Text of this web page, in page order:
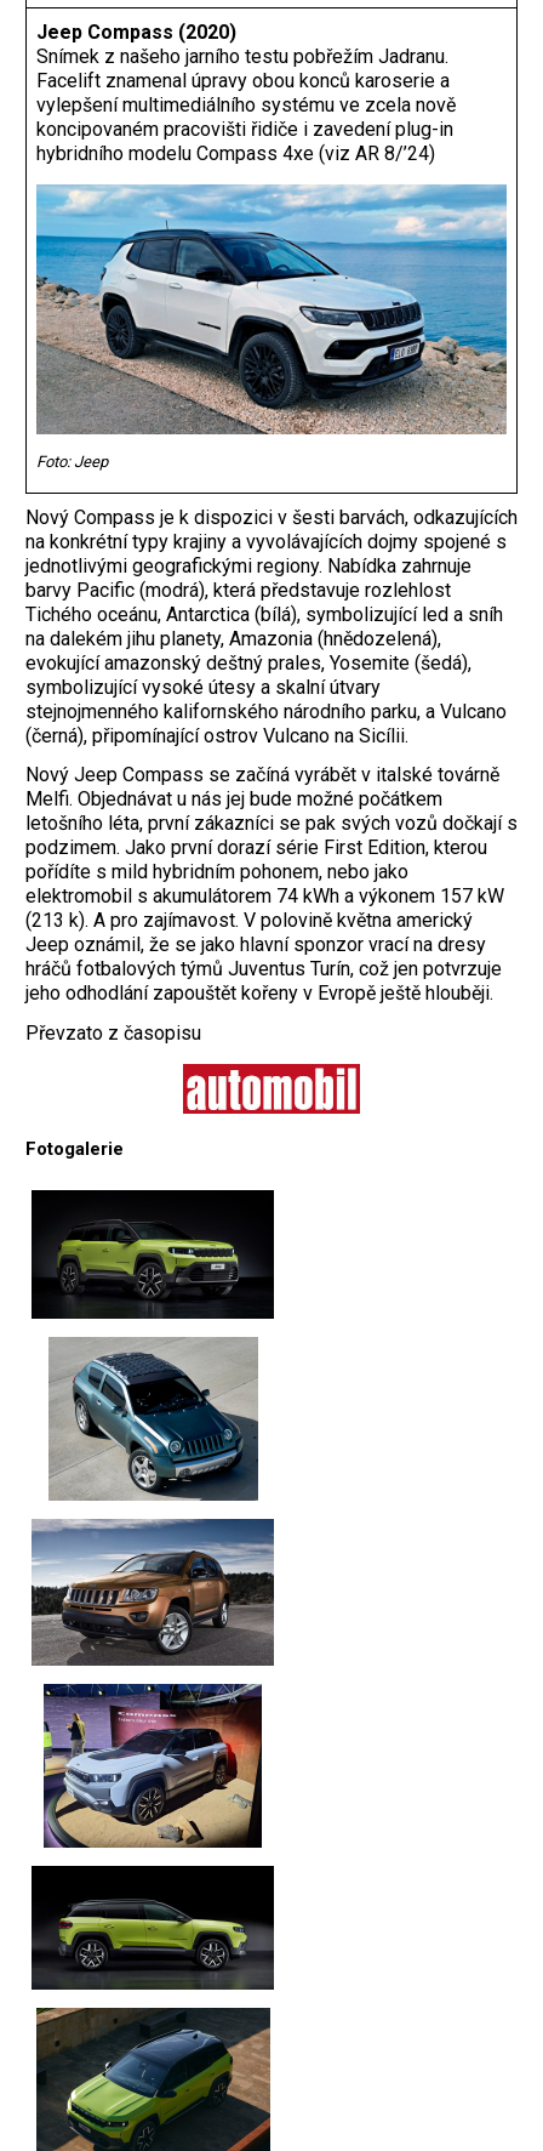
Jeep Compass (2020)
Snímek z našeho jarního testu pobřežím ­Jadranu.
Facelift znamenal úpravy obou ­konců karoserie a
vylepšení multimediálního systému ve zcela nově
koncipovaném pracovišti řidiče i zavedení plug-in
hybridního ­modelu Compass 4xe (viz AR 8/’24)
Foto: Jeep
Nový Compass je k dispozici v šesti barvách, odkazujících
na konkrétní typy krajiny a vyvolávajících dojmy spojené s
jednotlivými geografickými regiony. Nabídka zahrnuje
barvy Pacific (modrá), která představuje rozlehlost
Tichého oceánu, Antarctica (bílá), symbolizující led a sníh
na dalekém jihu planety, Amazonia (hnědozelená),
evokující amazonský deštný prales, Yosemite (šedá),
symbolizující vysoké útesy a skalní útvary
stejnojmenného kalifornského národního parku, a Vulcano
(černá), připomínající ostrov Vulcano na Sicílii.
Nový Jeep Compass se začíná vyrábět v italské továrně
Melfi. Objednávat u nás jej bude možné počátkem
letošního léta, první zákazníci se pak svých vozů dočkají s
podzimem. Jako první dorazí série First Edition, kterou
pořídíte s mild hybridním pohonem, nebo jako
elektromobil s akumulátorem 74 kWh a výkonem 157 kW
(213 k). A pro zajímavost. V polovině května americký
Jeep oznámil, že se jako hlavní sponzor vrací na dresy
hráčů fotbalových týmů Juventus ­Turín, což jen potvrzuje
jeho odhodlání zapouštět kořeny v Evropě ještě hlouběji.
Převzato z časopisu
Fotogalerie